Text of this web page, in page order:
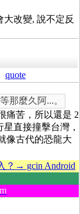
改變, 說不定反
quote
那麼久阿...。
痛苦，所以還是 2
直接撞擊台灣，
像古代的恐龍大
？→ gcin Android